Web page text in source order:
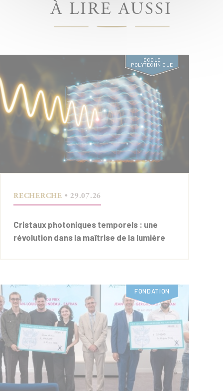
À LIRE AUSSI
ÉCOLE
POLYTECHNIQUE
RECHERCHE • 29.07.26
Cristaux photoniques temporels : une
révolution dans la maîtrise de la lumière
FONDATION